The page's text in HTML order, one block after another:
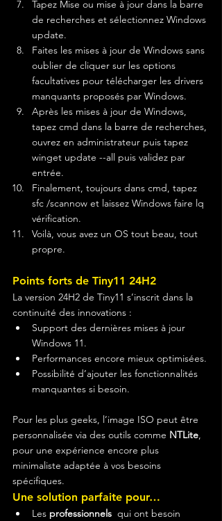
Tapez Mise ou mise à jour dans la barre
de recherches et sélectionnez Windows
update.
Faites les mises à jour de Windows sans
oublier de cliquer sur les options
facultatives pour télécharger les drivers
manquants proposés par Windows.
Après les mises à jour de Windows,
tapez cmd dans la barre de recherches,
ouvrez en administrateur puis tapez
winget update --all puis validez par
entrée.
Finalement, toujours dans cmd, tapez
sfc /scannow et laissez Windows faire lq
vérification.
Voilà, vous avez un OS tout beau, tout
propre.
Points forts de Tiny11 24H2
La version 24H2 de Tiny11 s’inscrit dans la
continuité des innovations :
Support des dernières mises à jour
Windows 11.
Performances encore mieux optimisées.
Possibilité d’ajouter les fonctionnalités
manquantes si besoin.
Pour les plus geeks, l’image ISO peut être
personnalisée via des outils comme NTLite,
pour une expérience encore plus
minimaliste adaptée à vos besoins
spécifiques.
Une solution parfaite pour…
Les professionnels qui ont besoin